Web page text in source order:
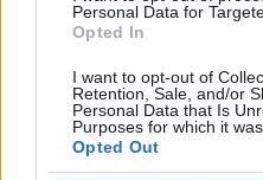
Personal Data for
Opted In
I want to opt-out of
Retention, Sale, and/or
Personal Data that Is
Purposes for which it
Opted Out
JOGOS DE VIDEO GAMES
JOGOS COM VIDEO GUIAS